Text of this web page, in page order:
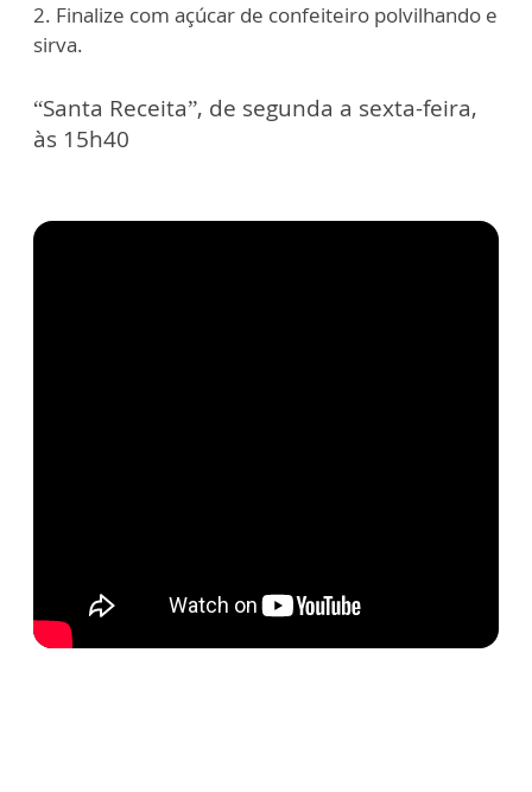
2. Finalize com açúcar de confeiteiro polvilhando e
sirva.
“Santa Receita”, de segunda a sexta-feira,
às 15h40